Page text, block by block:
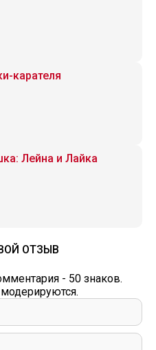
карателя
Лейна и Лайка
ОТЗЫВ
- 50 знаков.